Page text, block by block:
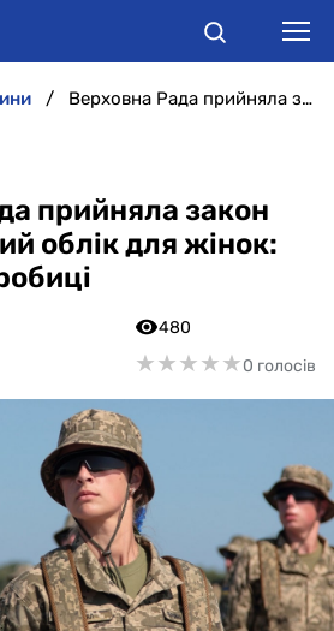
Верховна Рада прийняла закон про військовий облік для жінок: офіційні подробиці
прийняла закон
облік для жінок:
480
★★★★★
★★★★★0 голосів